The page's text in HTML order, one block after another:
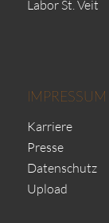
Labor St. Veit
IMPRESSUM
Karriere
Presse
Datenschutz
Upload